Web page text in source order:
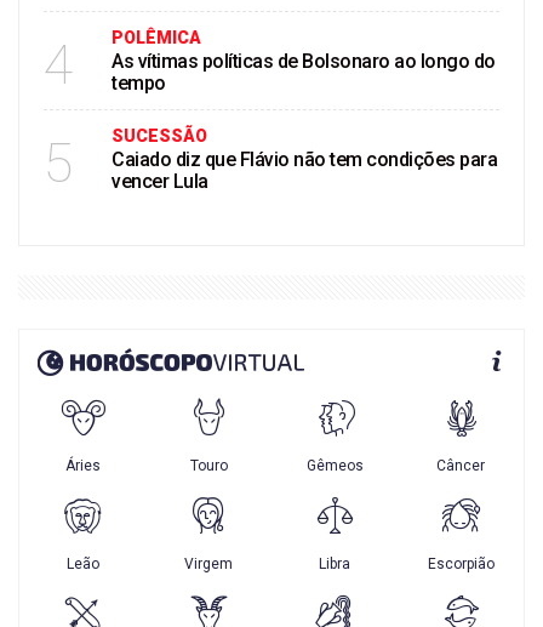
4 POLÊMICA
As vítimas políticas de Bolsonaro ao longo do
tempo
5 SUCESSÃO
Caiado diz que Flávio não tem condições para
vencer Lula